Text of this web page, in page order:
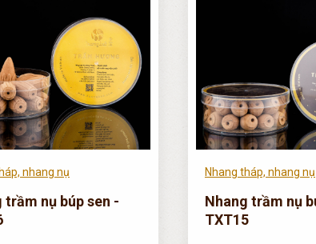
nhang nụ
trầm nụ búp sen -
Nhang tháp, nhang nụ
Nhang trầm nụ
TXT15